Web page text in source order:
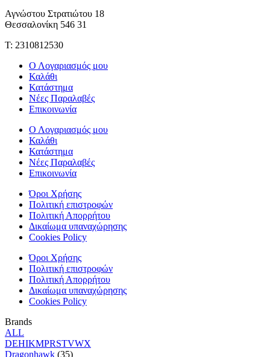
Αγνώστου Στρατιώτου 18
Θεσσαλονίκη 546 31
Τ: 2310812530
Ο Λογαριασμός μου
Καλάθι
Κατάστημα
Νέες Παραλαβές
Επικοινωνία
Ο Λογαριασμός μου
Καλάθι
Κατάστημα
Νέες Παραλαβές
Επικοινωνία
Όροι Χρήσης
Πολιτική επιστροφών
Πολιτική Απορρήτου
Δικαίωμα υπαναχώρησης
Cookies Policy
Όροι Χρήσης
Πολιτική επιστροφών
Πολιτική Απορρήτου
Δικαίωμα υπαναχώρησης
Cookies Policy
Brands
ALL
DEHIKMPRSTVWX
Dragonhawk (35)